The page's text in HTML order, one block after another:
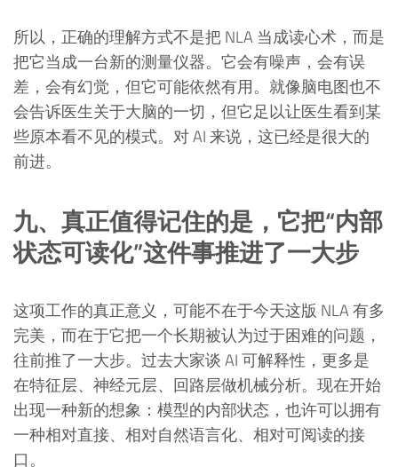
所以，正确的理解方式不是把 NLA 当成读心术，而是
把它当成一台新的测量仪器。它会有噪声，会有误
差，会有幻觉，但它可能依然有用。就像脑电图也不
会告诉医生关于大脑的一切，但它足以让医生看到某
些原本看不见的模式。对 AI 来说，这已经是很大的
前进。
九、真正值得记住的是，它把“内部
状态可读化”这件事推进了一大步
这项工作的真正意义，可能不在于今天这版 NLA 有多
完美，而在于它把一个长期被认为过于困难的问题，
往前推了一大步。过去大家谈 AI 可解释性，更多是
在特征层、神经元层、回路层做机械分析。现在开始
出现一种新的想象：模型的内部状态，也许可以拥有
一种相对直接、相对自然语言化、相对可阅读的接
口。